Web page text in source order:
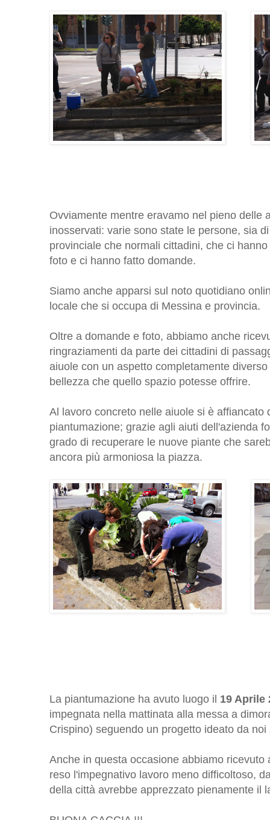
Ovviamente mentre eravamo nel pieno delle
inosservati: varie sono state le persone, sia
provinciale che normali cittadini, che ci
foto e ci hanno fatto domande.
Siamo anche apparsi sul noto quotidiano
locale che si occupa di Messina e provincia.
Oltre a domande e foto, abbiamo anche
ringraziamenti da parte dei cittadini di
aiuole con un aspetto completamente
bellezza che quello spazio potesse offrire.
Al lavoro concreto nelle aiuole si è affiancato
piantumazione; grazie agli aiuti dell'azienda
grado di recuperare le nuove piante che
ancora più armoniosa la piazza.
La piantumazione ha avuto luogo il 19 Aprile
impegnata nella mattinata alla messa a
Crispino) seguendo un progetto ideato da noi
Anche in questa occasione abbiamo
reso l'impegnativo lavoro meno difficoltoso,
della città avrebbe apprezzato pienamente il